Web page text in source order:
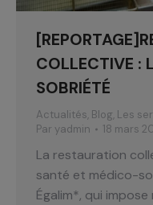
COLLECTIVE :
SOBRIÉTÉ
Actualités, Blog, Les
Par yadmin 18 mars
La restauration
santé et médico-
Égalim*, qui